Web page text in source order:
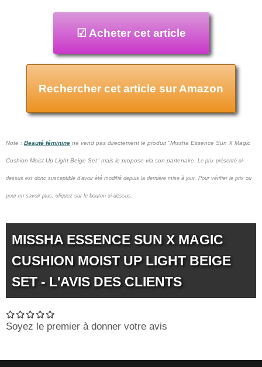
☑ Acheter cet article
Rechercher cet article sur Amazon
Note : Beauté féminine ne vend pas directement le produit "Missha Essence Sun X Magic
Cushion Moist Up Light Beige Set" mais le propose via son partenaire. Le prix présenté ci-
dessus est donc susceptible d'avoir été modifié depuis la dernière mise à jour. Pour vérifier le prix ou
pour en savoir plus, cliquez sur le bouton ci-dessus.
MISSHA ESSENCE SUN X MAGIC
CUSHION MOIST UP LIGHT BEIGE
SET - L'AVIS DES CLIENTS
Soyez le premier à donner votre avis